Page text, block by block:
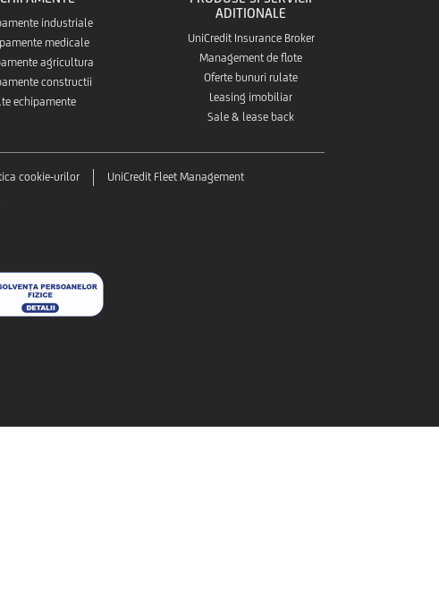
industriale
medicale
agricultura
constructii
echipamente
ADITIONALE
UniCredit Insurance Broker
Management de flote
Oferte bunuri rulate
Leasing imobiliar
Sale & lease back
cookie-urilor
UniCredit Fleet Management